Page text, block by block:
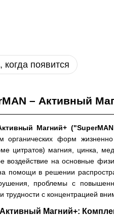
появится
– Активный
Магний+
органических форм
цитратов) магния, цинка,
воздействие на основные
помощи в решении
проблемы с
трудности с концентрацией
Магний+: